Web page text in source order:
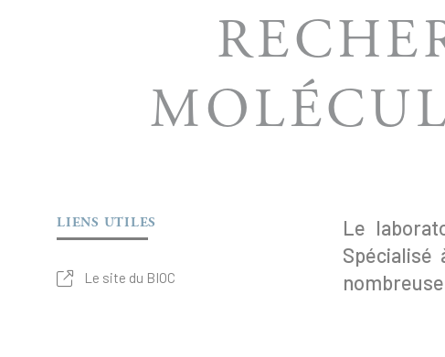
LIENS UTILES
Le site du BIOC
Le
Spécialisé